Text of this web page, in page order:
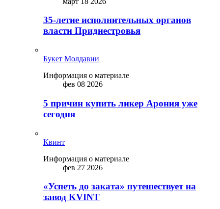
35-летие исполнительных органов
власти Приднестровья
Букет Молдавии
Информация о материале
фев 08 2026
5 причин купить ликep Арония уже
сегодня
Квинт
Информация о материале
фев 27 2026
«Успеть до заката» путешествует на
завод KVINT